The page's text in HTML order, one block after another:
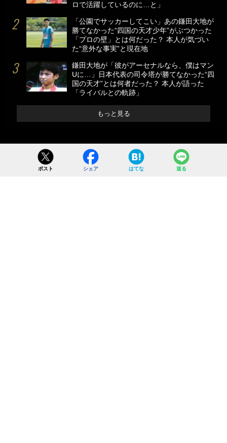
ロで活躍しているのに…と」
「公園でサッカーしてこい」あの鎌田大地が
勝てなかった“四国の天才少年”がぶつかった
「プロの壁」とは何だった？ 本人が気づい
た“意外な事実”と現在地
鎌田大地が「彼がアーセナルなら、僕はマン
Uに…」日本代表の司令塔が勝てなかった“四
国の天才”とは何者だった？ 本人が語った
「ライバルとの軌跡」
もっと見る
ポスト シェア はてな 送る